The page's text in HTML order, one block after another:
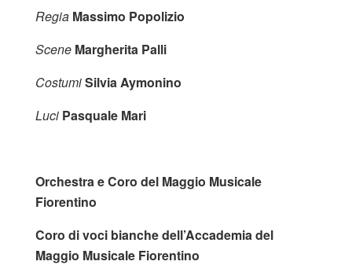
Regia Massimo Popolizio
Scene Margherita Palli
CostumiSilvia Aymonino
Luci Pasquale Mari
Orchestra e Coro del Maggio Musicale
Fiorentino
Coro di voci bianche dell’Accademia del
Maggio Musicale Fiorentino